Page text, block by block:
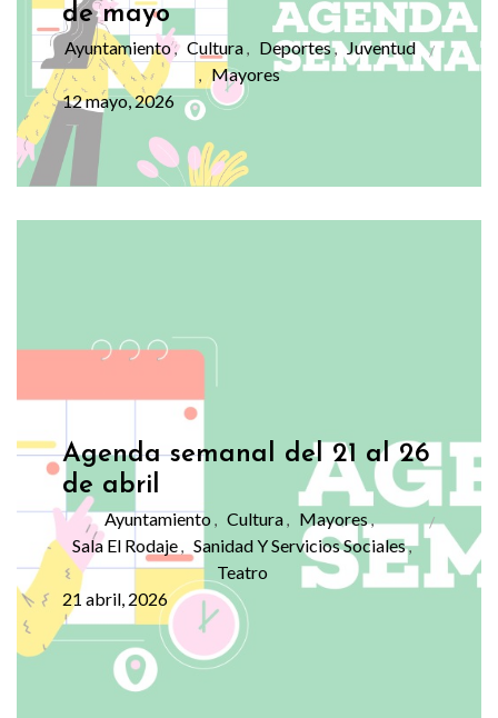
de mayo
Ayuntamiento, Cultura, Deportes, Juventud
, Mayores
12 mayo, 2026
Agenda semanal del 21 al 26
de abril
Ayuntamiento , Cultura, Mayores,
Sala El Rodaje, Sanidad Y Servicios Sociales,
Teatro
21 abril, 2026